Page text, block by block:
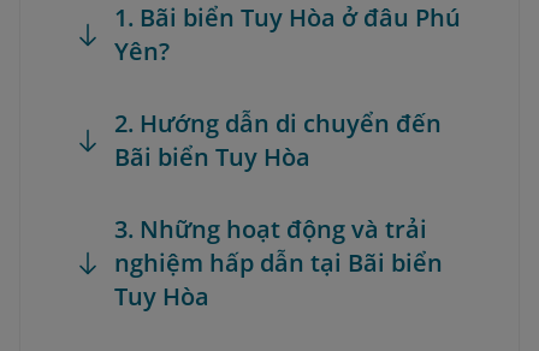
1. Bãi biển Tuy Hòa ở đâu Phú
Yên?
2. Hướng dẫn di chuyển đến
Bãi biển Tuy Hòa
3. Những hoạt động và trải
nghiệm hấp dẫn tại Bãi biển
Tuy Hòa